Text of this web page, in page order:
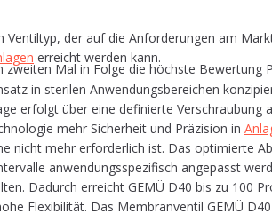
Mal in Folge die höchste Bewertung
der auf die Anfor­de­run­gen am
erreicht wer­den kann.
in ste­ri­len Anwen­dungs­be­rei­chen
erfolgt über eine defi­nier­te
mehr Sicher­heit und Prä­zi­si­on in
nicht mehr erfor­der­lich ist. Das opti­mier­te
anwen­dungs­spe­zi­fisch ange­passt
Dadurch erreicht GEMÜ D40 bis zu 100
Fle­xi­bi­li­tät. Das Mem­bran­ven­til GEMÜ